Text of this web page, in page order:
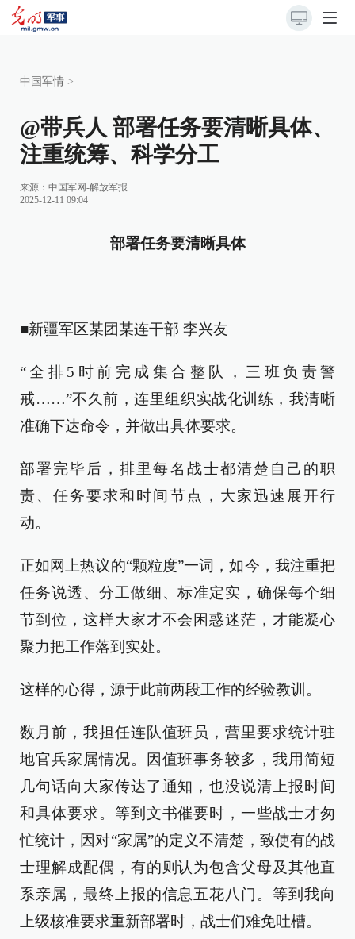
中国军情 >
@带兵人 部署任务要清晰具体、
注重统筹、科学分工
来源： 中国军网-解放军报
2025-12-11 09:04
部署任务要清晰具体
■新疆军区某团某连干部 李兴友
“全排5时前完成集合整队，三班负责警
戒……”不久前，连里组织实战化训练，我清晰
准确下达命令，并做出具体要求。
部署完毕后，排里每名战士都清楚自己的职
责、任务要求和时间节点，大家迅速展开行
动。
正如网上热议的“颗粒度”一词，如今，我注重把
任务说透、分工做细、标准定实，确保每个细
节到位，这样大家才不会困惑迷茫，才能凝心
聚力把工作落到实处。
这样的心得，源于此前两段工作的经验教训。
数月前，我担任连队值班员，营里要求统计驻
地官兵家属情况。因值班事务较多，我用简短
几句话向大家传达了通知，也没说清上报时间
和具体要求。等到文书催要时，一些战士才匆
忙统计，因对“家属”的定义不清楚，致使有的战
士理解成配偶，有的则认为包含父母及其他直
系亲属，最终上报的信息五花八门。等到我向
上级核准要求重新部署时，战士们难免吐槽。